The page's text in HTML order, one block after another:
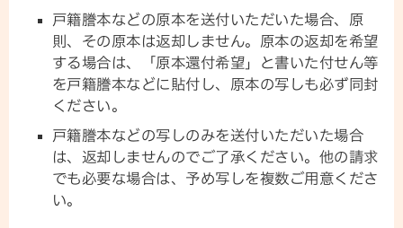
戸籍謄本などの原本を送付いただいた場合、原
則、その原本は返却しません。原本の返却を希望
する場合は、「原本還付希望」と書いた付せん等
を戸籍謄本などに貼付し、原本の写しも必ず同封
ください。
戸籍謄本などの写しのみを送付いただいた場合
は、返却しませんのでご了承ください。他の請求
でも必要な場合は、予め写しを複数ご用意くださ
い。